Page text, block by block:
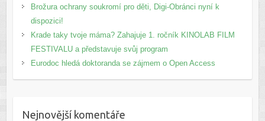
Brožura ochrany soukromí pro děti, Digi-Obránci nyní k
dispozici!
Krade taky tvoje máma? Zahajuje 1. ročník KINOLAB FILM
FESTIVALU a představuje svůj program
Eurodoc hledá doktoranda se zájmem o Open Access
Nejnovější komentáře